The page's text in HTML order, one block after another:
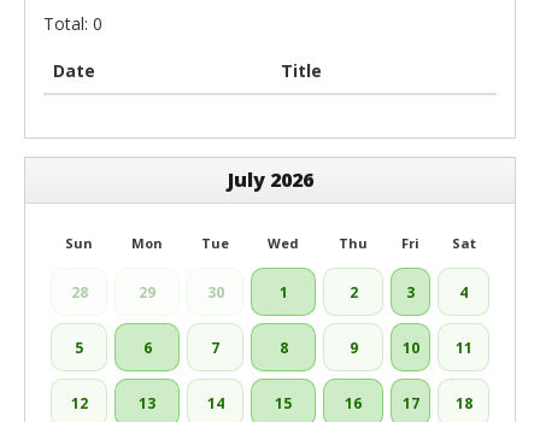
Total: 0
Date Title
July 2026
Sun Mon Tue Wed Thu Fri Sat
28 29 30 1 2 3 4
5 6 7 8 9 10 11
12 13 14 15 16 17 18